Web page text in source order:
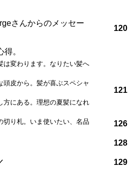
さんからのメッセー
。
は変わります。なりたい髪へ
頭皮から。髪が喜ぶスペシャ
方にある。理想の夏髪になれ
切り札。いま使いたい、名品
120
121
126
128
129